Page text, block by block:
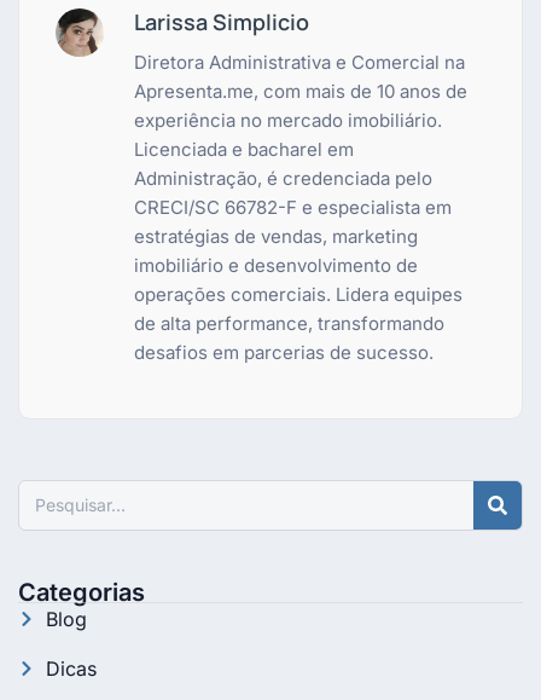
Larissa Simplicio
Diretora Administrativa e Comercial na
Apresenta.me, com mais de 10 anos de
experiência no mercado imobiliário.
Licenciada e bacharel em
Administração, é credenciada pelo
CRECI/SC 66782-F e especialista em
estratégias de vendas, marketing
imobiliário e desenvolvimento de
operações comerciais. Lidera equipes
de alta performance, transformando
desafios em parcerias de sucesso.
Pesquisar
Categorias
Blog
Dicas